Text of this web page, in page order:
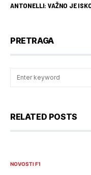
ANTONELLI: VAŽNO JE
PRETRAGA
RELATED POSTS
NOVOSTI F1